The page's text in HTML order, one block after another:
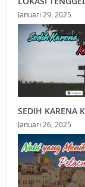
Januari 29, 2025
SEDIH KARENA
Januari 26, 2025